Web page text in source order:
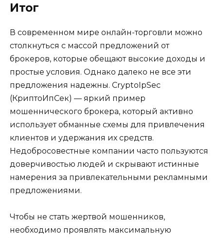
Итог
В современном мире онлайн-торговли можно
столкнуться с массой предложений от
брокеров, которые обещают высокие доходы и
простые условия. Однако далеко не все эти
предложения надежны. CryptoIpSec
(КриптоИпСек) — яркий пример
мошеннического брокера, который активно
использует обманные схемы для привлечения
клиентов и удержания их средств.
Недобросовестные компании часто пользуются
доверчивостью людей и скрывают истинные
намерения за привлекательными рекламными
предложениями.
Чтобы не стать жертвой мошенников,
необходимо проявлять максимальную